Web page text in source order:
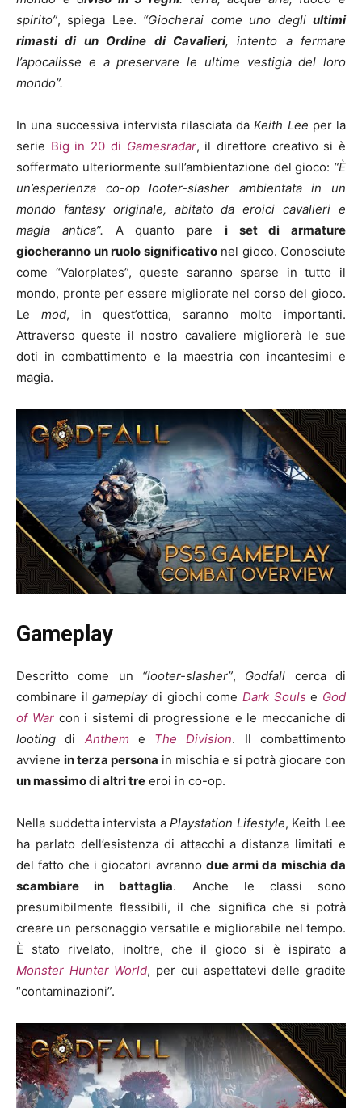
spirito”, spiega Lee. “Giocherai come uno degliultimi
rimasti di un Ordine di Cavalieri, intento a fermare
l’apocalisse e a preservare le ultime vestigia del loro
mondo”.
In una successiva intervista rilasciata daKeith Lee per la
serie Big in 20 di Gamesradar, il direttore creativo si è
soffermato ulteriormente sull’ambientazione del gioco: “È
un’esperienza co-op looter-slasher ambientata in un
mondo fantasy originale, abitato da eroici cavalieri e
magia antica”. A quanto pare i set di armature
giocheranno un ruolo significativonel gioco. Conosciute
come “Valorplates”, queste saranno sparse in tutto il
mondo, pronte per essere migliorate nel corso del gioco.
Le mod, in quest’ottica, saranno molto importanti.
Attraverso queste il nostro cavaliere migliorerà le sue
doti in combattimento e la maestria con incantesimi e
magia.
Gameplay
Descritto come un “looter-slasher”, Godfall cerca di
combinare ilgameplaydi giochi comeDark Souls e God
of Warcon i sistemi di progressione e le meccaniche di
looting di Antheme The Division. Il combattimento
avviene in terza persona in mischia e si potrà giocare con
un massimo di altri tre eroi in co-op.
Nella suddetta intervista aPlaystation Lifestyle, Keith Lee
ha parlato dell’esistenza di attacchi a distanza limitati e
del fatto che i giocatori avranno due armi da mischia da
scambiare in battaglia. Anche le classi sono
presumibilmente flessibili, il che significa che si potrà
creare un personaggio versatile e migliorabile nel tempo.
È stato rivelato, inoltre, che il gioco si è ispirato a
Monster Hunter World, per cui aspettatevi delle gradite
“contaminazioni”.